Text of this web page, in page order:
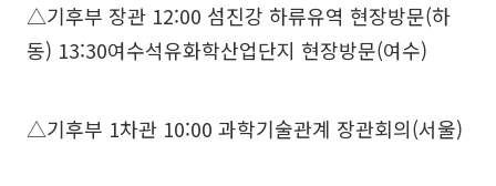
△기후부 장관 12:00 섬진강 하류유역 현장방문(하
동) 13:30여수석유화학산업단지 현장방문(여수)
△기후부 1차관 10:00 과학기술관계 장관회의(서울)